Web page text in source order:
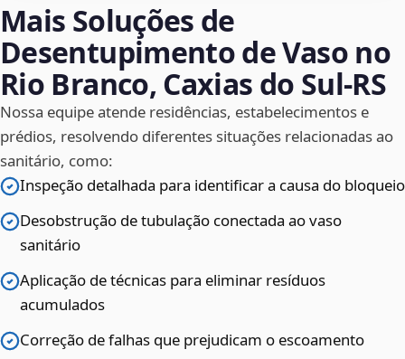
Mais Soluções de
Desentupimento de Vaso no
Rio Branco, Caxias do Sul‑RS
Nossa equipe atende residências, estabelecimentos e
prédios, resolvendo diferentes situações relacionadas ao
sanitário, como:
Inspeção detalhada para identificar a causa do bloqueio
Desobstrução de tubulação conectada ao vaso
sanitário
Aplicação de técnicas para eliminar resíduos
acumulados
Correção de falhas que prejudicam o escoamento